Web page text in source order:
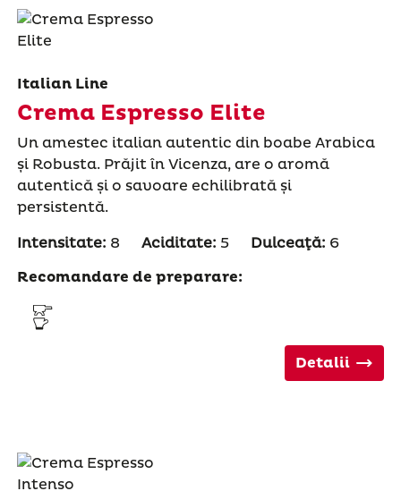
Italian Line
Crema Espresso Elite
Un amestec italian autentic din boabe Arabica
și Robusta. Prăjit în Vicenza, are o aromă
autentică și o savoare echilibrată și
persistentă.
Intensitate: 8 Aciditate: 5 Dulceaţă: 6
Recomandare de preparare:
Detalii